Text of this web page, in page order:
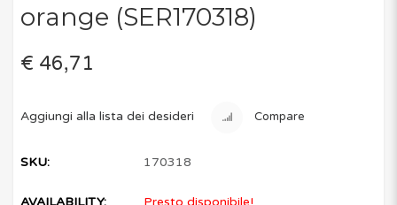
orange (SER170318)
€ 46,71
Aggiungi alla lista dei desideri Compare
SKU: 170318
AVAILABILITY: Presto disponibile!